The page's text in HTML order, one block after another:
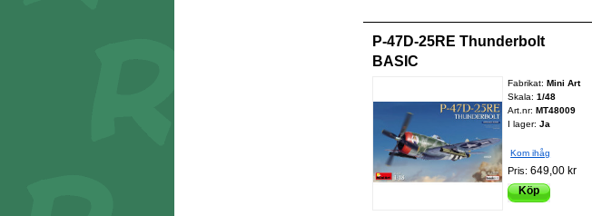
P-47D-25RE Thunderbolt
BASIC
Fabrikat:Mini Art
Skala:1/48
Art.nr:MT48009
I lager: Ja
Kom ihåg
Pris:649,00 kr
Köp